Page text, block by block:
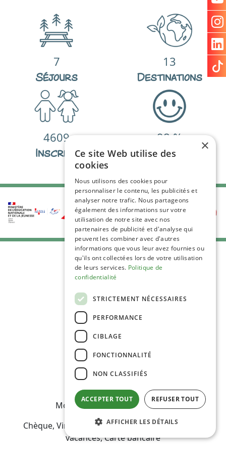
7
Séjours
13
Destinations
4609
Inscrits
98%
De satisfactions
C.G.V
Mentions Légales
Espace Professionnels
Nous contacter
Modes de règlement acceptés
Chèque, Virement, Espèces, Bons CAF, Chèques
vacances, Carte bancaire
×
Ce site Web utilise des
cookies
Nous utilisons des cookies pour
personnaliser le contenu, les publicités et
analyser notre trafic. Nous partageons
également des informations sur votre
utilisation de notre site avec nos
partenaires de publicité et d'analyse qui
peuvent les combiner avec d'autres
informations que vous leur avez fournies ou
qu'ils ont collectées lors de votre utilisation
de leurs services. Politique de
confidentialité
STRICTEMENT NÉCESSAIRES
PERFORMANCE
CIBLAGE
FONCTIONNALITÉ
NON CLASSIFIÉS
ACCEPTER TOUT REFUSER TOUT
AFFICHER LES DÉTAILS